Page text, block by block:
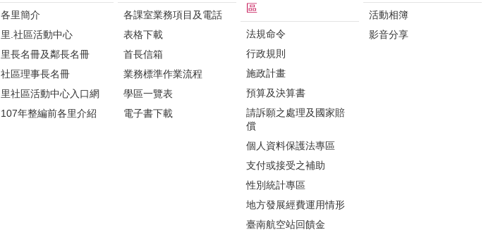
各里簡介
里.社區活動中心
里長名冊及鄰長名冊
社區理事長名冊
里社區活動中心入口網
107年整編前各里介紹
各課室業務項目及電話
表格下載
首長信箱
業務標準作業流程
學區一覽表
電子書下載
區
法規命令
行政規則
施政計畫
預算及決算書
請訴願之處理及國家賠
償
個人資料保護法專區
支付或接受之補助
性別統計專區
地方發展經費運用情形
臺南航空站回饋金
活動相簿
影音分享